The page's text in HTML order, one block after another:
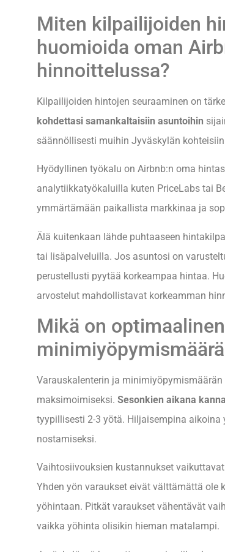
Miten kilpailijoiden
huomioida oman
hinnoittelussa?
Kilpailijoiden hintojen seuraaminen on
kohdettasi samankaltaisiin asuntoihin
säännöllisesti muihin Jyväskylän
Hyödyllinen työkalu on Airbnb:n oma
analytiikkatyökaluilla kuten PriceLabs tai
ymmärtämään paikallista markkinaa ja
Älä kuitenkaan lähde puhtaaseen
tai lisäpalveluilla. Jos asuntosi on
perustellusti pyytää korkeampaa hintaa.
arvostelut mahdollistavat korkeamman
Mikä on
Varauskalenterin ja
maksimoimiseksi. Sesonkien aikana
tyypillisesti 2-3 yötä. Hiljaisempina aikoina
nostamiseksi.
Vaihtosiivouksien kustannukset
Yhden yön varaukset eivät välttämättä ole
yöhintaan. Pitkät varaukset vähentävät
vaikka yöhinta olisikin hieman matalampi.